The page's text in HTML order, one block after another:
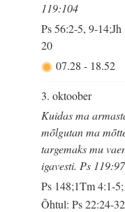
119:104
Ps 56:2-5, 9-
20
07.28- 18.52
3. oktoober
Kuidas ma
mõlgutan ma
targemaks mu
igavesti. Ps
Ps 148;1Tm 4:1-5;
Õhtul: Ps 22:24-